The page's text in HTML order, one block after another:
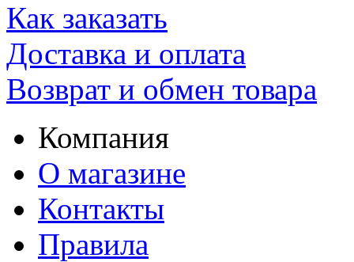
Как заказать
Доставка и оплата
Возврат и обмен товара
Компания
О магазине
Контакты
Правила